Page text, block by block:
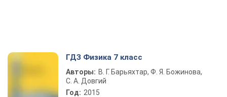
ГДЗ Физика 7 класс
Авторы: В. Г. Барьяхтар, Ф. Я. Божинова,
С. А. Довгий
Год: 2015